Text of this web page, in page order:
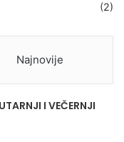
(2)
Najnovije
I VEČERNJI